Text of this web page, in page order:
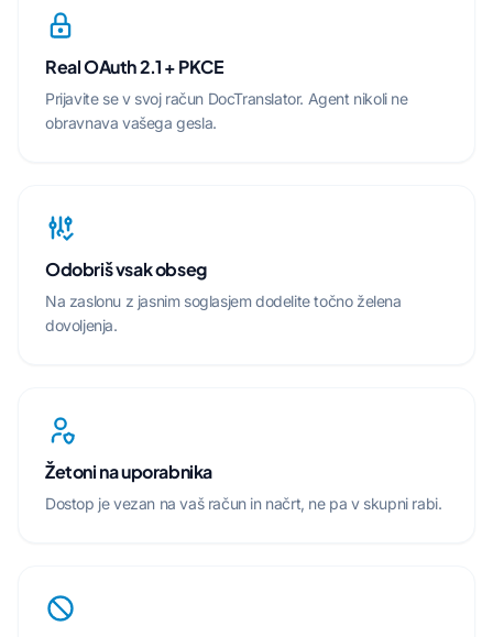
Real OAuth 2.1 + PKCE
Prijavite se v svoj račun DocTranslator. Agent nikoli ne
obravnava vašega gesla.
Odobriš vsak obseg
Na zaslonu z jasnim soglasjem dodelite točno želena
dovoljenja.
Žetoni na uporabnika
Dostop je vezan na vaš račun in načrt, ne pa v skupni rabi.